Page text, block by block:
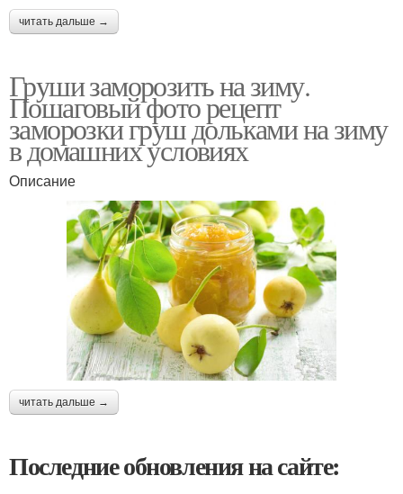
читать дальше →
Груши заморозить на зиму.
Пошаговый фото рецепт
заморозки груш дольками на зиму
в домашних условиях
Описание
читать дальше →
Последние обновления на сайте: